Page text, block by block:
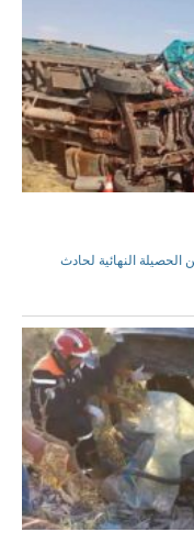
عن الحصيلة النهائية لحادث